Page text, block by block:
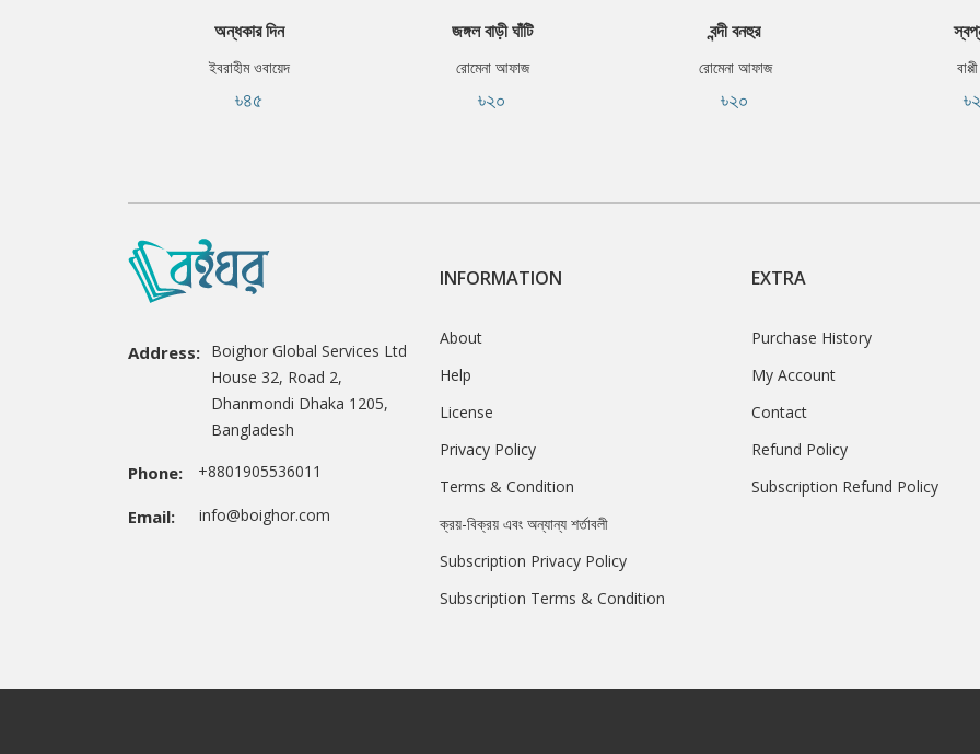
অন্ধকার দিন
ইবরাহীম ওবায়েদ
৳৪৫
জঙ্গল বাড়ী ঘাঁটি
রোমেনা আফাজ
৳২০
বন্দী বনহুর
রোমেনা আফাজ
৳২০
Address: Boighor Global Services Ltd
House 32, Road 2,
Dhanmondi Dhaka 1205,
Bangladesh
Phone: +8801905536011
Email: info@boighor.com
INFORMATION
About
Help
License
Privacy Policy
Terms & Condition
ক্রয়-বিক্রয় এবং অন্যান্য শর্তাবলী
Subscription Privacy Policy
Subscription Terms & Condition
EXTRA
Purchase History
My Account
Contact
Refund Policy
Subscription Refund Policy